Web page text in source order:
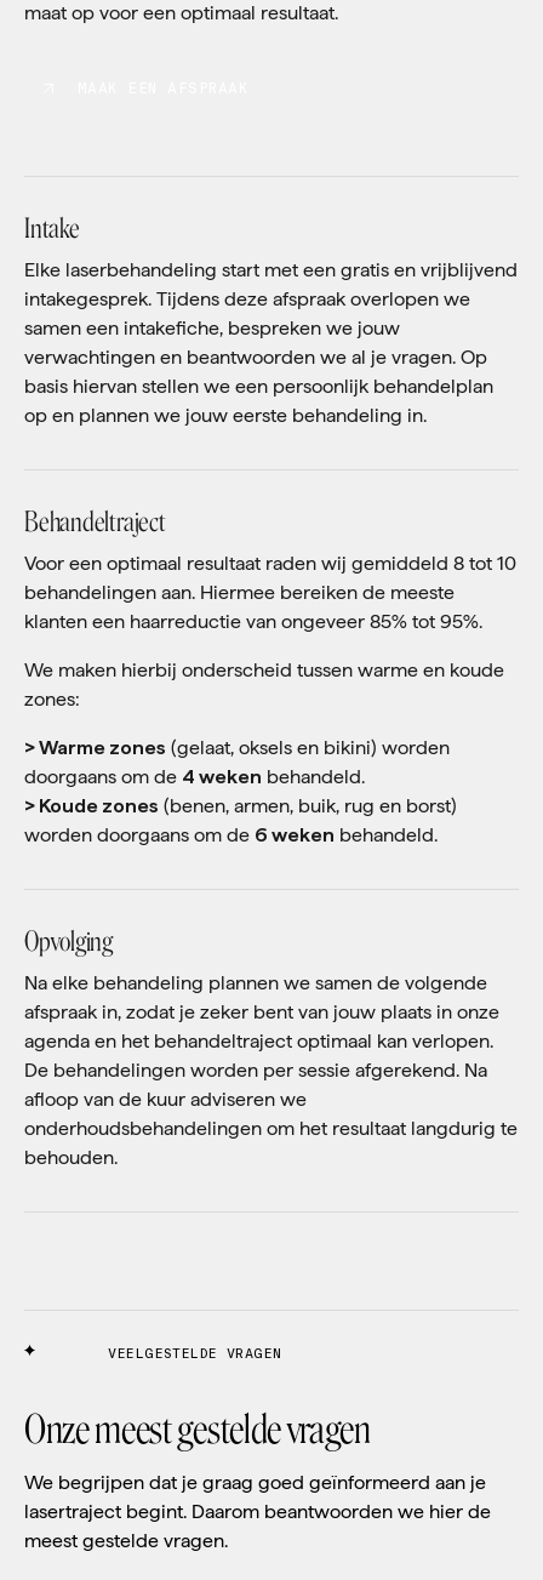
maat op voor een optimaal resultaat.
Intake
Elke laserbehandeling start met een gratis en vrijblijvend
intakegesprek. Tijdens deze afspraak overlopen we
samen een intakefiche, bespreken we jouw
verwachtingen en beantwoorden we al je vragen. Op
basis hiervan stellen we een persoonlijk behandelplan
op en plannen we jouw eerste behandeling in.
Behandeltraject
Voor een optimaal resultaat raden wij gemiddeld 8 tot 10
behandelingen aan. Hiermee bereiken de meeste
klanten een haarreductie van ongeveer 85% tot 95%.
We maken hierbij onderscheid tussen warme en koude
zones:
> Warme zones (gelaat, oksels en bikini) worden
doorgaans om de 4 weken behandeld.
> Koude zones (benen, armen, buik, rug en borst)
worden doorgaans om de 6 weken behandeld.
Opvolging
Na elke behandeling plannen we samen de volgende
afspraak in, zodat je zeker bent van jouw plaats in onze
agenda en het behandeltraject optimaal kan verlopen.
De behandelingen worden per sessie afgerekend. Na
afloop van de kuur adviseren we
onderhoudsbehandelingen om het resultaat langdurig te
behouden.
VEELGESTELDE VRAGEN
Onze meest gestelde vragen
We begrijpen dat je graag goed geïnformeerd aan je
lasertraject begint. Daarom beantwoorden we hier de
meest gestelde vragen.